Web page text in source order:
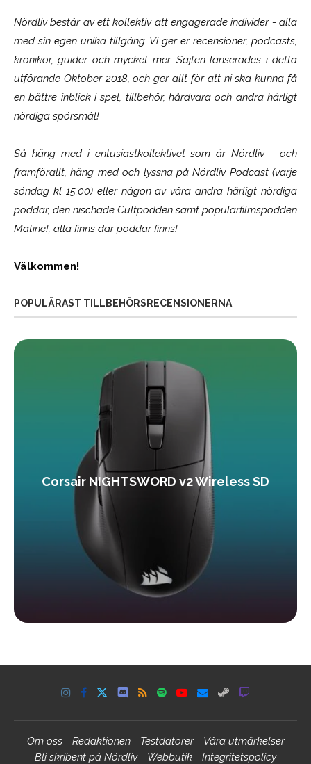
Nördliv består av ett kollektiv att engagerade individer - alla
med sin egen unika tillgång. Vi ger er recensioner, podcasts,
krönikor, guider och mycket mer. Sajten lanserades i detta
utförande Oktober 2018, och ger allt för att ni ska kunna få
en bättre inblick i spel, tillbehör, hårdvara och andra härligt
nördiga spörsmål!
Så häng med i entusiastkollektivet som ärNördliv- och
framförallt, häng med och lyssna på Nördliv Podcast (varje
söndag kl 15.00) eller någon av våra andra härligt nördiga
poddar, den nischade Cultpodden samt populärfilmspodden
Matiné!; alla finns där poddar finns!
Välkommen!
POPULÄRAST TILLBEHÖRSRECENSIONERNA
Corsair NIGHTSWORD v2 Wireless SD
Om oss Redaktionen Testdatorer
Våra utmärkelser
Bli skribent på Nördliv
Webbutik Integritetspolicy